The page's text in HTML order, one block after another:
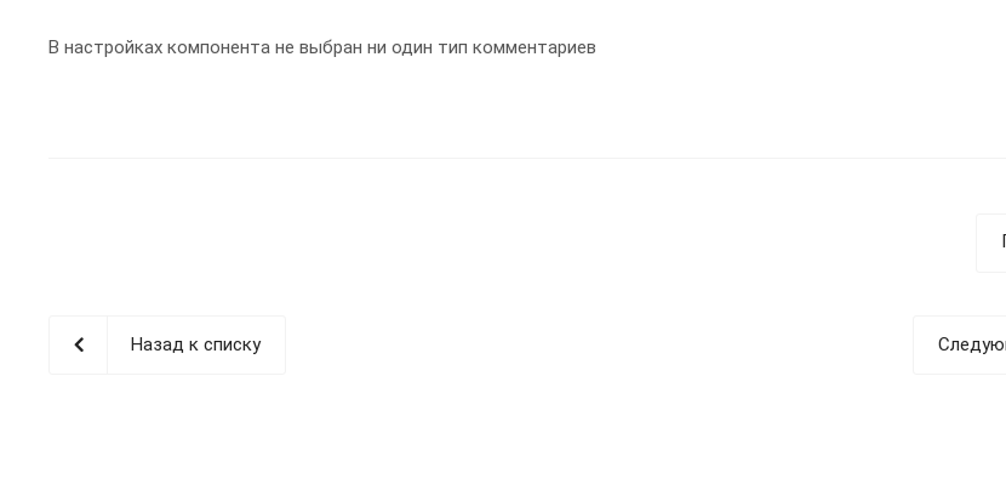
В настройках компонента не выбран ни один тип комментариев
Назад к списку